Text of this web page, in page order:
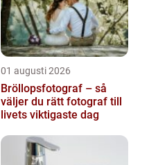
01 augusti 2026
Bröllopsfotograf – så
väljer du rätt fotograf till
livets viktigaste dag